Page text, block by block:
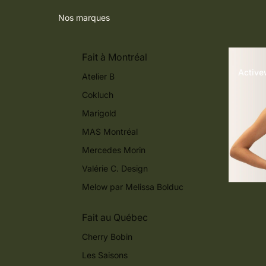
Nos marques
Fait à Montréal
Atelier B
Cokluch
Marigold
MAS Montréal
Mercedes Morin
Valérie C. Design
Melow par Melissa Bolduc
Fait au Québec
Cherry Bobin
Les Saisons